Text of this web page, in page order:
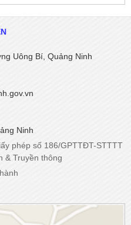
Uông Bí, Quảng Ninh
Ninh
phép số 186/GPTTĐT-STTTT
& Truyền thông